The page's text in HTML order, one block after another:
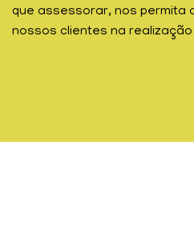
que assessorar, nos permita
nossos clientes na